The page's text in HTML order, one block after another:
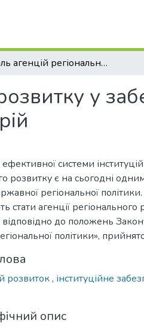
Роль агенцій регіонального розвитку у забезпеченні стратегічного планування розвитку територій
у
системи
розвитку є на сьогодні
регіональної
стати агенції
відповідно до положень
політики»,
розвиток, інституційне
опис